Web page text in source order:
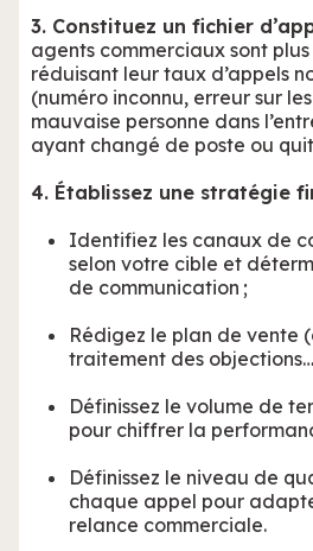
3. Constituez un fichier
agents commerciaux sont
réduisant leur taux d’appels
(numéro inconnu, erreur sur
mauvaise personne dans
ayant changé de poste ou
4. Établissez une stratégie
Identifiez les canaux de
selon votre cible et
de communication ;
Rédigez le plan de vente
traitement des
Définissez le volume de
pour chiffrer la
Définissez le niveau de
chaque appel pour
relance commerciale.